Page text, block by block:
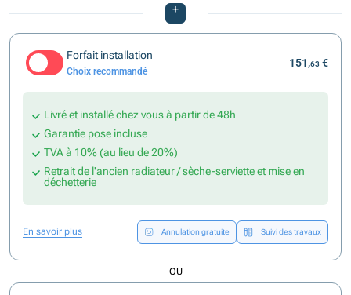
+
Forfait installation
Choix recommandé
151,63 €
Livré et installé chez vous à partir de 48h
Garantie pose incluse
TVA à 10% (au lieu de 20%)
Retrait de l'ancien radiateur / sèche-serviette et mise en
déchetterie
En savoir plus Annulation gratuite Suivi des travaux
OU